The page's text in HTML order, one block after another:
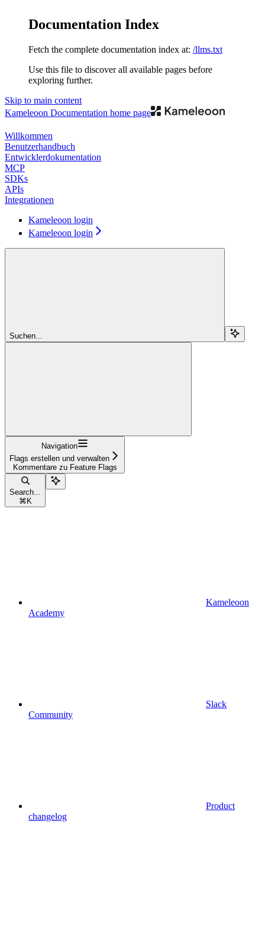
Documentation Index
Fetch the complete documentation index at: /llms.txt
Use this file to discover all available pages before
exploring further.
Skip to main content
Kameleoon Documentation home page
Willkommen
Benutzerhandbuch
Entwicklerdokumentation
MCP
SDKs
APIs
Integrationen
Kameleoon login
Kameleoon login
Suchen...
Navigation
Flags erstellen und verwalten
Kommentare zu Feature Flags
Search...
⌘ K
Kameleoon
Academy
Slack
Community
Product
changelog